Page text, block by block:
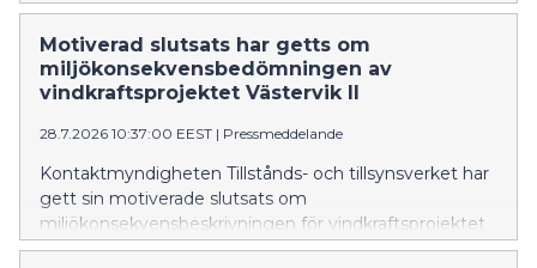
har det i de östra delarna av Finska viken förekommit
algblomningar, alltså massförekomster av
cyanobakterier.
Motiverad slutsats har getts om
miljökonsekvensbedömningen av
vindkraftsprojektet Västervik II
28.7.2026 10:37:00 EEST | Pressmeddelande
Kontaktmyndigheten Tillstånds- och tillsynsverket har
gett sin motiverade slutsats om
miljökonsekvensbeskrivningen för vindkraftsprojektet
Västervik II.